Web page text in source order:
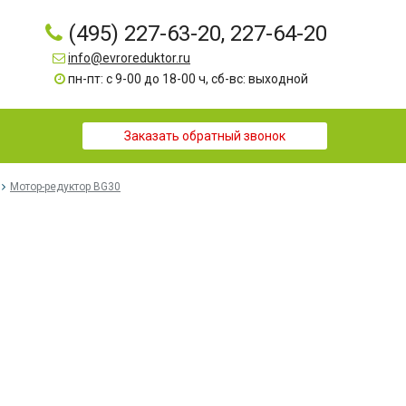
(495) 227-63-20, 227-64-20
info@evroreduktor.ru
пн-пт: с 9-00 до 18-00 ч, сб-вс: выходной
Заказать обратный звонок
Мотор-редуктор BG30